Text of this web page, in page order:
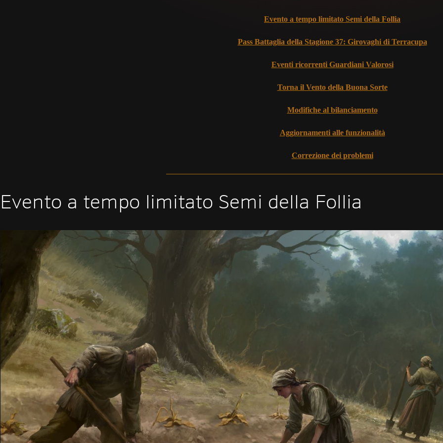
Evento a tempo limitato Semi della Follia
Pass Battaglia della Stagione 37: Girovaghi di Terracupa
Eventi ricorrenti Guardiani Valorosi
Torna il Vento della Buona Sorte
Modifiche al bilanciamento
Aggiornamenti alle funzionalità
Correzione dei problemi
Evento a tempo limitato Semi della Follia